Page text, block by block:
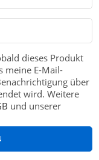
dieses Produkt
meine E-Mail-
über
wird. Weitere
und unserer